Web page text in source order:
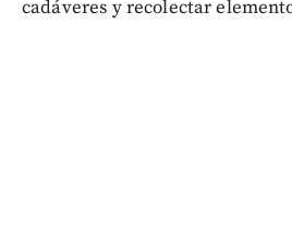
cadáveres y recolectar